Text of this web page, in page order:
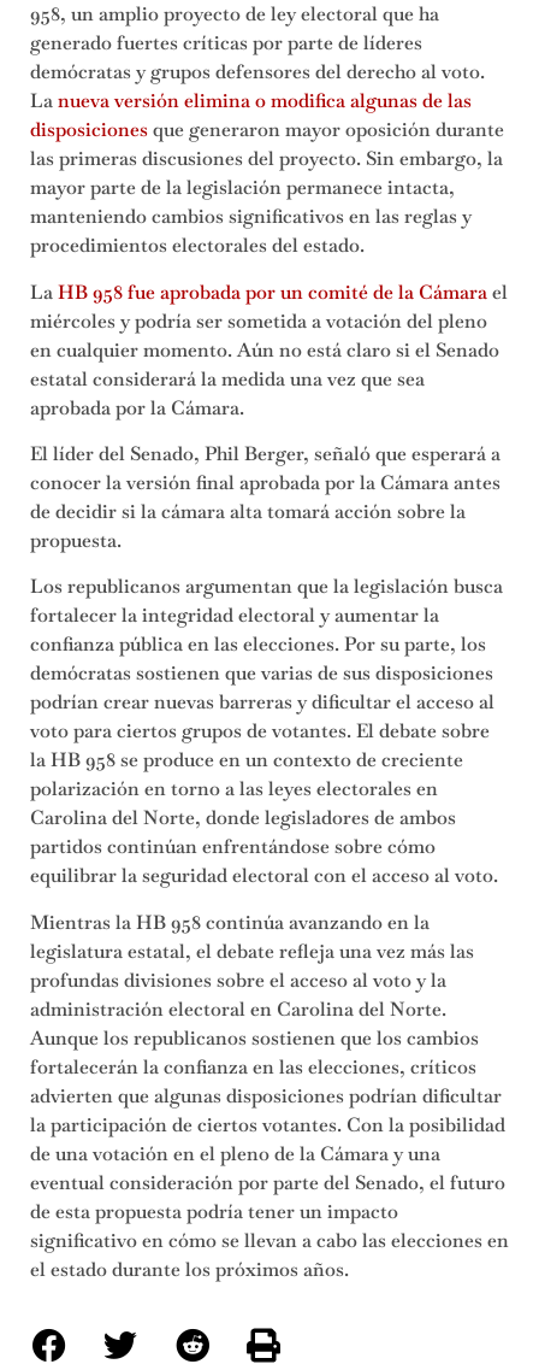
958, un amplio proyecto de ley electoral que ha
generado fuertes críticas por parte de líderes
demócratas y grupos defensores del derecho al voto.
Lanueva versión elimina o modifica algunas de las
disposicionesque generaron mayor oposición durante
las primeras discusiones del proyecto. Sin embargo, la
mayor parte de la legislación permanece intacta,
manteniendo cambios significativos en las reglas y
procedimientos electorales del estado.
LaHB 958 fue aprobada por un comité de la Cámarael
miércoles y podría ser sometida a votación del pleno
en cualquier momento. Aún no está claro si el Senado
estatal considerará la medida una vez que sea
aprobada por la Cámara.
El líder del Senado, Phil Berger, señaló que esperará a
conocer la versión final aprobada por la Cámara antes
de decidir si la cámara alta tomará acción sobre la
propuesta.
Los republicanos argumentan que la legislación busca
fortalecer la integridad electoral y aumentar la
confianza pública en las elecciones. Por su parte, los
demócratas sostienen que varias de sus disposiciones
podrían crear nuevas barreras y dificultar el acceso al
voto para ciertos grupos de votantes. El debate sobre
la HB 958 se produce en un contexto de creciente
polarización en torno a las leyes electorales en
Carolina del Norte, donde legisladores de ambos
partidos continúan enfrentándose sobre cómo
equilibrar la seguridad electoral con el acceso al voto.
Mientras la HB 958 continúa avanzando en la
legislatura estatal, el debate refleja una vez más las
profundas divisiones sobre el acceso al voto y la
administración electoral en Carolina del Norte.
Aunque los republicanos sostienen que los cambios
fortalecerán la confianza en las elecciones, críticos
advierten que algunas disposiciones podrían dificultar
la participación de ciertos votantes. Con la posibilidad
de una votación en el pleno de la Cámara y una
eventual consideración por parte del Senado, el futuro
de esta propuesta podría tener un impacto
significativo en cómo se llevan a cabo las elecciones en
el estado durante los próximos años.